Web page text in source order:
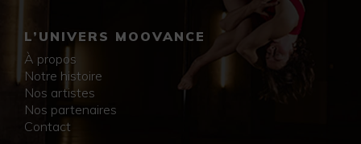
L’UNIVERS MOOVANCE
À propos
Notre histoire
Nos artistes
Nos partenaires
Contact